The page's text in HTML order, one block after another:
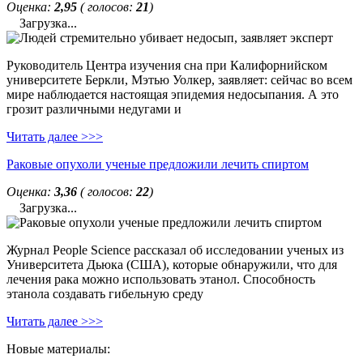
Оценка: 2,95 ( голосов: 21)
Загрузка...
Руководитель Центра изучения сна при Калифорнийском
университете Беркли, Мэтью Уолкер, заявляет: сейчас во всем
мире наблюдается настоящая эпидемия недосыпания. А это
грозит различными недугами и
Читать далее >>>
Раковые опухоли ученые предложили лечить спиртом
Оценка: 3,36 ( голосов: 22)
Загрузка...
Журнал People Science рассказал об исследовании ученых из
Университета Дьюка (США), которые обнаружили, что для
лечения рака можно использовать этанол. Способность
этанола создавать гибельную среду
Читать далее >>>
Новые материалы: